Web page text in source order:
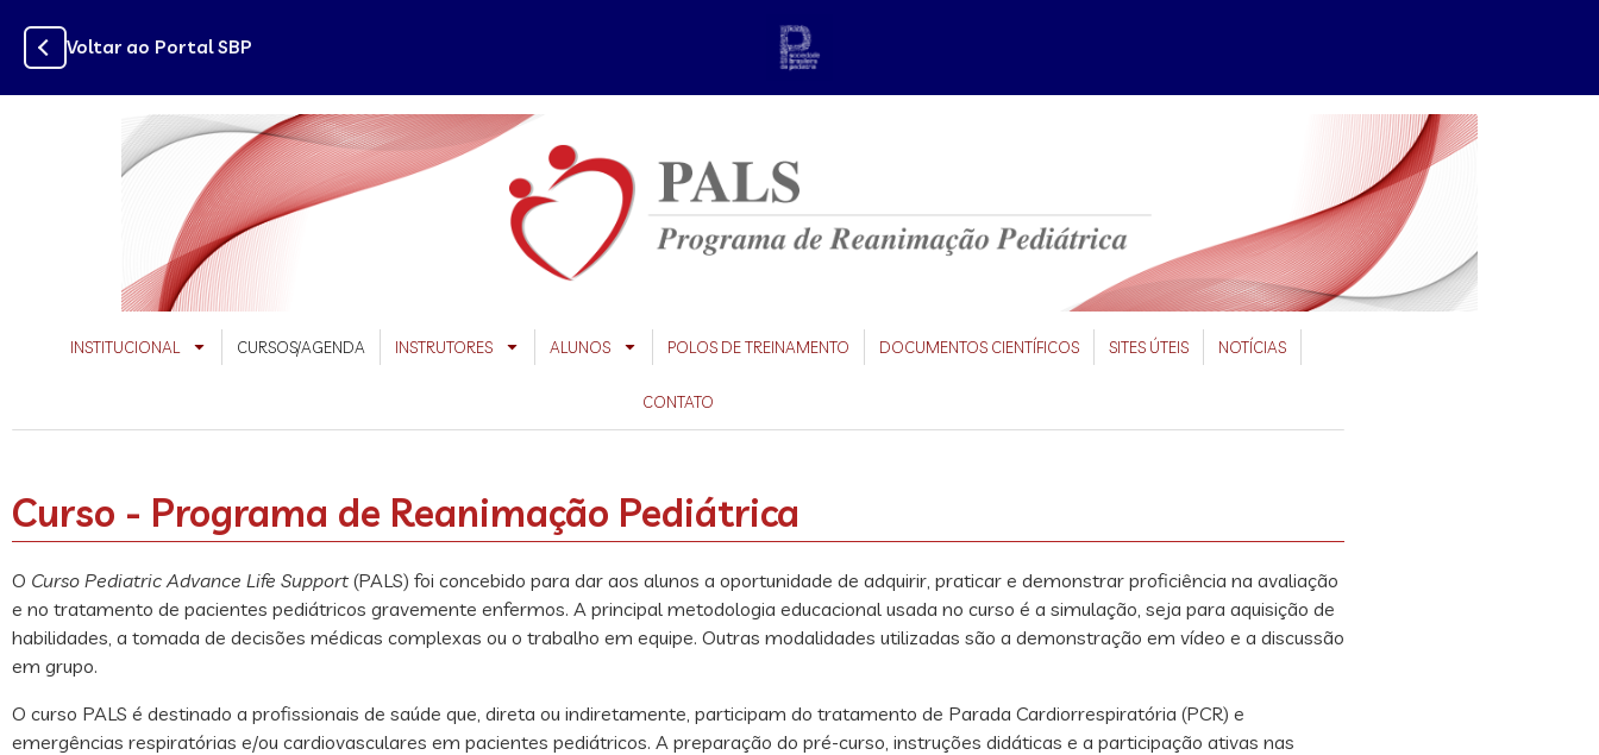
Voltar ao Portal SBP
INSTITUCIONAL CURSOS/AGENDA INSTRUTORES ALUNOS POLOS DE TREINAMENTO DOCUMENTOS CIENTÍFICOS SITES ÚTEIS NOTÍCIAS
CONTATO
Curso - Programa de Reanimação Pediátrica
O Curso Pediatric Advance Life Support (PALS) foi concebido para dar aos alunos a oportunidade de adquirir, praticar e demonstrar proficiência na avaliação
e no tratamento de pacientes pediátricos gravemente enfermos. A principal metodologia educacional usada no curso é a simulação, seja para aquisição de
habilidades, a tomada de decisões médicas complexas ou o trabalho em equipe. Outras modalidades utilizadas são a demonstração em vídeo e a discussão
em grupo.
O curso PALS é destinado a profissionais de saúde que, direta ou indiretamente, participam do tratamento de Parada Cardiorrespiratória (PCR) e
emergências respiratórias e/ou cardiovasculares em pacientes pediátricos. A preparação do pré-curso, instruções didáticas e a participação ativas nas